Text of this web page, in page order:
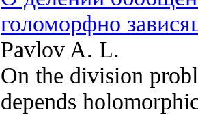
голоморфно
Pavlov A. L.
On the division
depends